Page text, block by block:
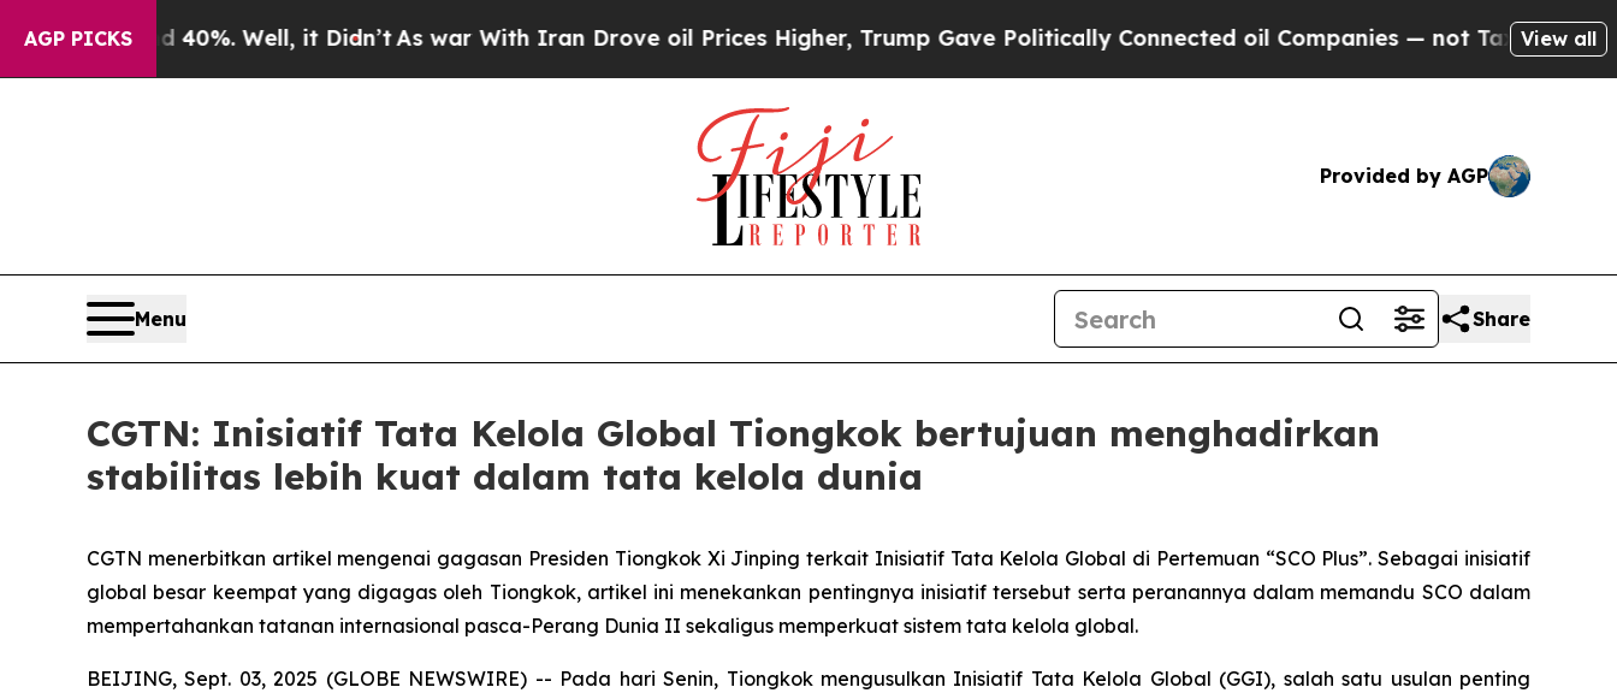
AGP PICKS
40%. Well, it Didn’tAs war With Iran Drove oil Prices Higher, Trump Gave Politically Connected oil Companies — not Taxpayers — theView all
Provided by AGP
Menu Share
CGTN: Inisiatif Tata Kelola Global Tiongkok bertujuan menghadirkan
stabilitas lebih kuat dalam tata kelola dunia
CGTN menerbitkan artikel mengenai gagasan Presiden Tiongkok Xi Jinping terkait Inisiatif Tata Kelola Global di Pertemuan “SCO Plus”. Sebagai inisiatif
global besar keempat yang digagas oleh Tiongkok, artikel ini menekankan pentingnya inisiatif tersebut serta peranannya dalam memandu SCO dalam
mempertahankan tatanan internasional pasca-Perang Dunia II sekaligus memperkuat sistem tata kelola global.
BEIJING, Sept. 03, 2025 (GLOBE NEWSWIRE) -- Pada hari Senin, Tiongkok mengusulkan Inisiatif Tata Kelola Global (GGI), salah satu usulan penting